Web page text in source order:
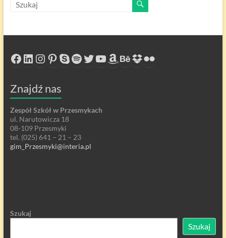
Facebook
LinkedIn
Instagram
Pinterest
Skype
Spotify
Twitter
YouTube
Amazon
Behance
Dropbox
Flickr
Znajdź nas
Zespół Szkół w Przesmykach
ul. Narutowicza 18
08-109 Przesmyki
tel. (025) 641 – 21 – 23
gim_Przesmyki@interia.pl
Szukaj
Szukaj